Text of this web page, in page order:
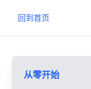
回到首页
从零开始